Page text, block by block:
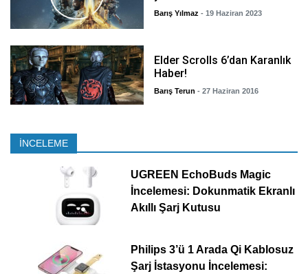
Barış Yılmaz - 19 Haziran 2023
Elder Scrolls 6’dan Karanlık
Haber!
Barış Terun - 27 Haziran 2016
İNCELEME
UGREEN EchoBuds Magic
İncelemesi: Dokunmatik Ekranlı
Akıllı Şarj Kutusu
Philips 3’ü 1 Arada Qi Kablosuz
Şarj İstasyonu İncelemesi: